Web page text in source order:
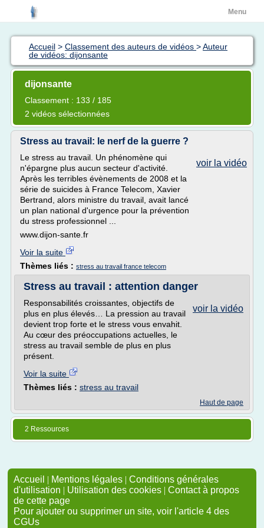
Menu
Accueil > Classement des auteurs de vidéos >Auteur
de vidéos: dijonsante
dijonsante
Classement : 133 / 185
2 vidéos sélectionnées
Stress au travail: le nerf de la guerre ?
voir la vidéo
Le stress au travail. Un phénomène qui
n'épargne plus aucun secteur d'activité.
Après les terribles évènements de 2008 et la
série de suicides à France Telecom, Xavier
Bertrand, alors ministre du travail, avait lancé
un plan national d'urgence pour la prévention
du stress professionnel ...
www.dijon-sante.fr
Voir la suite
Thèmes liés : stress au travail france telecom
Stress au travail : attention danger
voir la vidéo
Responsabilités croissantes, objectifs de
plus en plus élevés… La pression au travail
devient trop forte et le stress vous envahit.
Au cœur des préoccupations actuelles, le
stress au travail semble de plus en plus
présent.
Voir la suite
Thèmes liés : stress au travail
Haut de page
2 Ressources
Accueil | Mentions légales | Conditions générales
d'utilisation | Utilisation des cookies | Contact à propos
de cette page
Pour ajouter ou supprimer un site, voir l'article 4 des
CGUs